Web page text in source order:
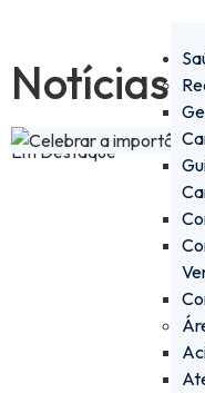
Notícias
Em Destaque